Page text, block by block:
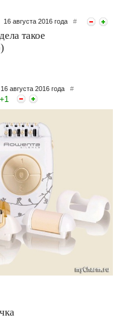
16 августа 2016 года #
такое
16 августа 2016 года #
+1